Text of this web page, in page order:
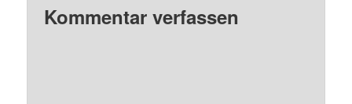
Kommentar verfassen